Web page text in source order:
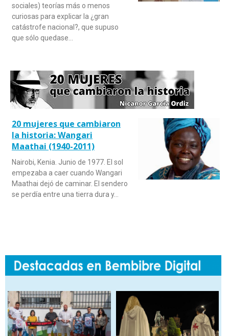
sociales) teorías más o menos
curiosas para explicar la ¿gran
catástrofe nacional?, que supuso
que sólo quedase…
20 mujeres que cambiaron
la historia: Wangari
Maathai (1940-2011)
Nairobi, Kenia. Junio de 1977. El sol
empezaba a caer cuando Wangari
Maathai dejó de caminar. El sendero
se perdía entre una tierra dura y…